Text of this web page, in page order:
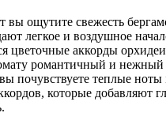
вы ощутите свежесть
легкое и воздушное
цветочные аккорды
романтичный и нежный
почувствуете теплые ноты
которые добавляют